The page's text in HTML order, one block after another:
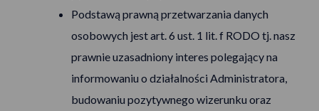
Podstawą prawną przetwarzania danych
osobowych jest art. 6 ust. 1 lit. f RODO tj. nasz
prawnie uzasadniony interes polegający na
informowaniu o działalności Administratora,
budowaniu pozytywnego wizerunku oraz